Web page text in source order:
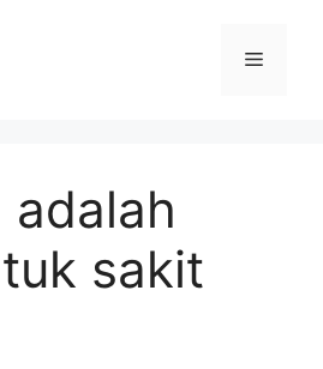
Menu
sakit